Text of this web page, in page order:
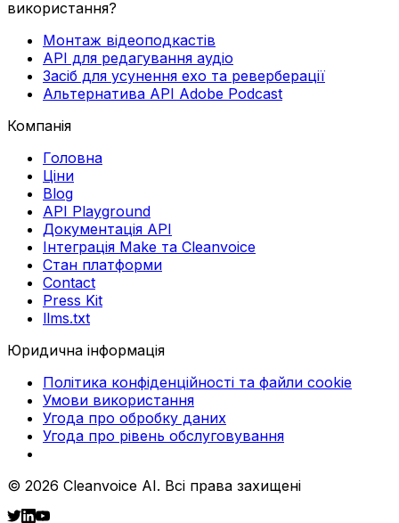
використання?
Монтаж відеоподкастів
API для редагування аудіо
Засіб для усунення ехо та реверберації
Альтернатива API Adobe Podcast
Компанія
Головна
Ціни
Blog
API Playground
Документація API
Інтеграція Make та Cleanvoice
Стан платформи
Contact
Press Kit
llms.txt
Юридична інформація
Політика конфіденційності та файли cookie
Умови використання
Угода про обробку даних
Угода про рівень обслуговування
© 2026 Cleanvoice AI. Всі права захищені